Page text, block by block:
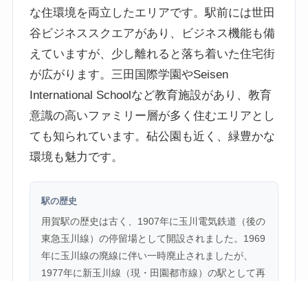
な住環境を両立したエリアです。駅前には世田
谷ビジネススクエアがあり、ビジネス機能も備
えていますが、少し離れると落ち着いた住宅街
が広がります。三田国際学園やSeisen
International Schoolなど教育施設があり、教育
意識の高いファミリー層が多く住むエリアとし
ても知られています。砧公園も近く、緑豊かな
環境も魅力です。
駅の歴史
用賀駅の歴史は古く、1907年に玉川電気鉄道（後の
東急玉川線）の停留場として開設されました。1969
年に玉川線の廃線に伴い一時廃止されましたが、
1977年に新玉川線（現・田園都市線）の駅として再